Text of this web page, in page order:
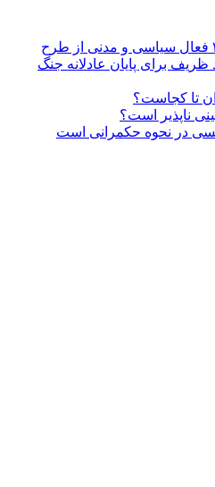
اعلام حمایت بیش از ۳۷۵ فعال سیاسی و مدنی از طرح
ظریف برای پایان عادلانه جنگ
تا کجاست؟
ناپذیر است؟
در نحوه حکمرانی است